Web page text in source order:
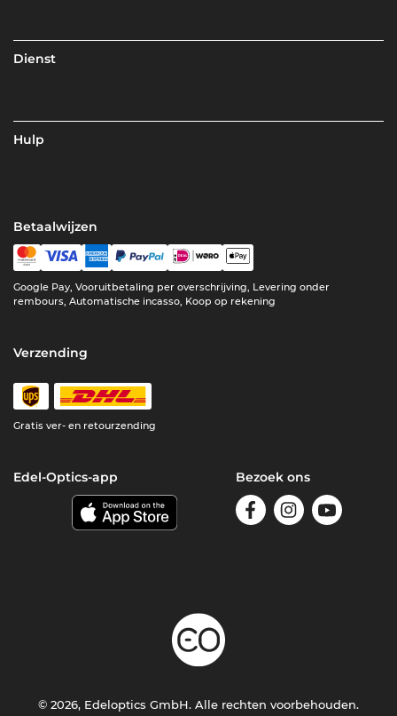
Dienst
Hulp
Betaalwijzen
Google Pay, Vooruitbetaling per overschrijving, Levering onder
rembours, Automatische incasso, Koop op rekening
Verzending
Gratis ver- en retourzending
Edel-Optics-app Bezoek ons
© 2026, Edeloptics GmbH. Alle rechten voorbehouden.